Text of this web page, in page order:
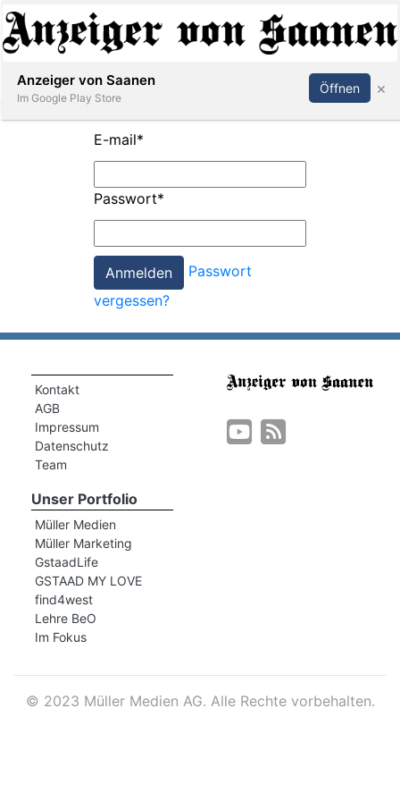
Abonnieren Anmelden
E-mail*
Passwort*
Passwort
vergessen?
Kontakt
AGB
Impressum
Datenschutz
Team
Unser Portfolio
Müller Medien
Müller Marketing
GstaadLife
GSTAAD MY LOVE
find4west
Lehre BeO
Im Fokus
© 2023 Müller Medien AG. Alle Rechte vorbehalten.
Anzeiger von Saanen
Im Google Play Store
Öffnen ×